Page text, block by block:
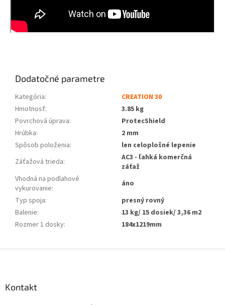
Dodatočné parametre
Kategória:
CREATION 30
Hmotnosť:
3.85 kg
Povrchová úprava:
ProtecShield
Hrúbka:
2 mm
Spôsob položenia:
len celoplošné lepenie
Záťažová trieda:
AC3 - ľahká komerčná
záťaž
Vhodná na podlahové
vykurovanie:
áno
Typ spoja:
presný rovný
Balenie:
13 kg/ 15 dosiek/ 3,36 m2
Rozmer 1 dosky: 184x1219mm
Kontakt